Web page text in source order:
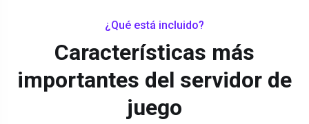
¿Qué está incluido?
Características más
importantes del servidor de
juego